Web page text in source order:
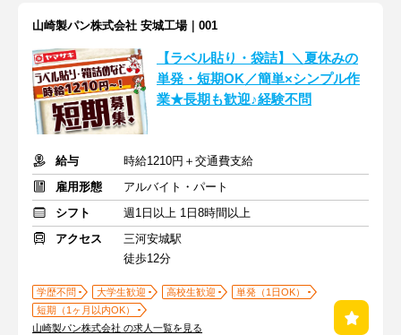
山崎製パン株式会社 安城工場｜001
【ラベル貼り・袋詰】＼夏休みの
単発・短期OK／簡単×シンプル作
業★長期も歓迎♪経験不問
給与
時給1210円＋交通費支給
雇用形態
アルバイト・パート
シフト
週1日以上 1日8時間以上
アクセス
三河安城駅
徒歩12分
学歴不問 大学生歓迎 高校生歓迎
単発（1日OK）
短期（1ヶ月以内OK）
山崎製パン株式会社 の求人一覧を見る